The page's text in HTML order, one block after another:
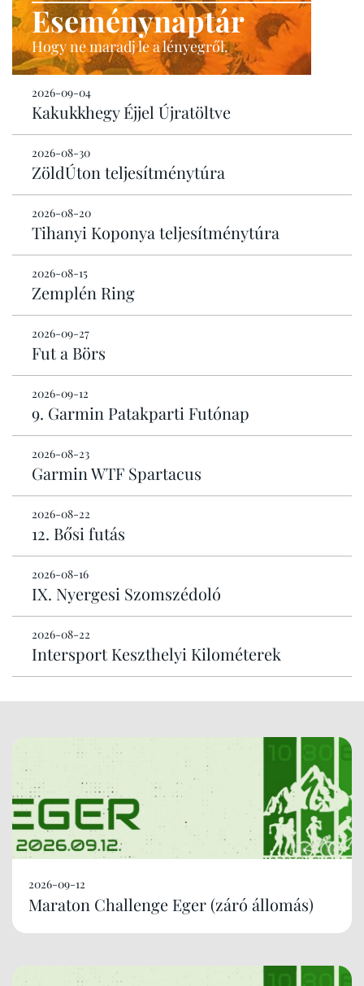
Eseménynaptár
Hogy ne maradj le a lényegről.
2026-09-04
Kakukkhegy Éjjel Újratöltve
2026-08-30
ZöldÚton teljesítménytúra
2026-08-20
Tihanyi Koponya teljesítménytúra
2026-08-15
Zemplén Ring
2026-09-27
Fut a Börs
2026-09-12
9. Garmin Patakparti Futónap
2026-08-23
Garmin WTF Spartacus
2026-08-22
12. Bősi futás
2026-08-16
IX. Nyergesi Szomszédoló
2026-08-22
Intersport Keszthelyi Kilométerek
2026-09-12
Maraton Challenge Eger (záró állomás)